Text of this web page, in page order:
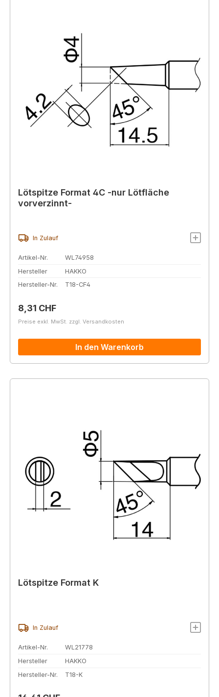
Lötspitze Format 4C -nur Lötfläche
vorverzinnt-
In Zulauf
Artikel-Nr.
WL74958
Hersteller
HAKKO
Hersteller-Nr.
T18-CF4
Regulärer Preis:
8,31 CHF
Preise exkl. MwSt. zzgl. Versandkosten
In den Warenkorb
Lötspitze Format K
In Zulauf
Artikel-Nr.
WL21778
Hersteller
HAKKO
Hersteller-Nr.
T18-K